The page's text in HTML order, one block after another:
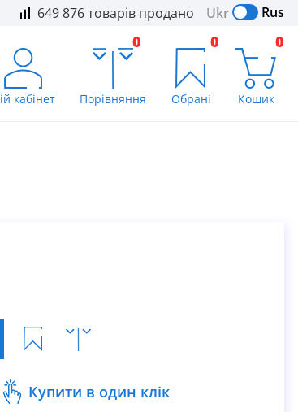
649 876 товарів продано Ukr Rus
кабінет
0
Порівняння
0
Обрані
0
Кошик
Купити в один клік